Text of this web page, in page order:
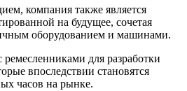
компания также является
на будущее, сочетая
оборудованием и машинами.
для разработки
впоследствии становятся
часов на рынке.